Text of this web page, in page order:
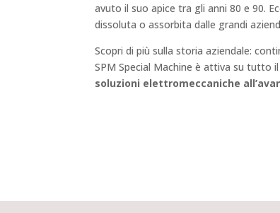
avuto il suo apice tra gli anni 80 e 90.
dissoluta o assorbita dalle grandi
Scopri di più sulla storia aziendale:
SPM Special Machine è attiva su tutto il
soluzioni elettromeccaniche